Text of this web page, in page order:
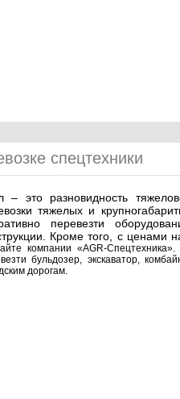
спецтехники
– это разновидность
тяжелых и
перевезти
Кроме того, с ценами
компании «AGR-
бульдозер, экскаватор,
дорогам.